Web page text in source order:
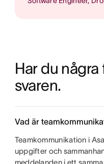
Har du
svaren.
Vad är
Teamkommunikation i
uppgifter och